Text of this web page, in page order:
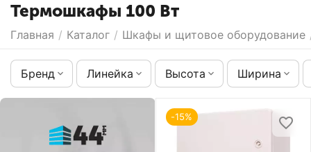
Термошкафы 100 Вт
Главная / Каталог / Шкафы и щитовое оборудование
Бренд Линейка Высота Ширина
-15%